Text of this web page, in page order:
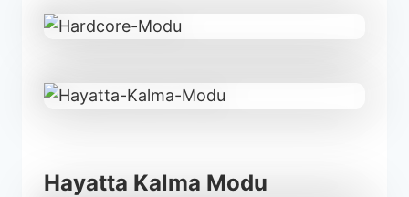
Hayatta Kalma Modu